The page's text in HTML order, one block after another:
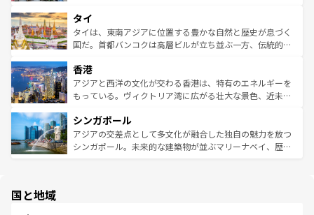
リティに包まれながら、韓国の多彩な魅力を心ゆくまで味
わってみてほしい。 なお、新着の韓国情報はコンテンツ一
覧を参照してほしい。
急速な発展と共に伝統が息づく。ハノイの古い町並みやホ
ーチミン市のフランス統治時代の建物も、独特の雰囲気を
醸し出している。また、バラエティの豊かさとおいしさで
とつ。フォーやバインミー、ベトナムコーヒーなどは、ぜ
ひ現地で味わいたい。どの地域を訪れてもあたたかい人々
が旅行者を迎えてくれるので、きっと忘れられない旅にな
参照してほしい。
タイ
タイは、東南アジアに位置する豊かな自然と歴史が息づく
国だ。首都バンコクは高層ビルが立ち並ぶ一方、伝統的な
の活気が交差している。北部ではチェンマイなどの山岳地
帯で自然と触れ合い、南部ではプーケットやクラビの美し
いビーチでリゾート気分を楽しむことができる。タイ料理
激する。気候は一年中温暖で、どの季節にも異なる楽しみ
が待っている。親しみやすいタイの人々、仏教を中心とし
た文化、そして多様な観光資源が、訪れる旅人を魅了し続
香港
アジアと西洋の文化が交わる香港は、特有のエネルギーを
もっている。ヴィクトリア湾に広がる壮大な景色、近未来
み、どこを訪れても感動するはず。観光スポットが密集し
ており、効率よく見どころを回れるのも魅力。息をのむよ
うな絶景から文化的な体験まで、香港を存分に楽しみ尽く
シンガポール
アジアの交差点として多文化が融合した独自の魅力を放つ
シンガポール。未来的な建築物が並ぶマリーナベイ、歴史
国と地域